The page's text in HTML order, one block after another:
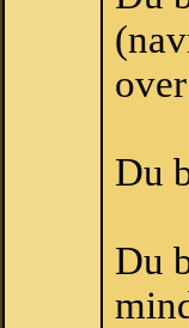
Du
Du